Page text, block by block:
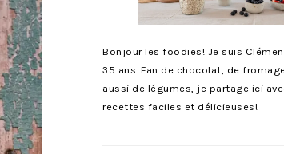
Bonjour les foodies! Je suis
35 ans. Fan de chocolat, de
aussi de légumes, je partage ici
recettes faciles et délicieuses!